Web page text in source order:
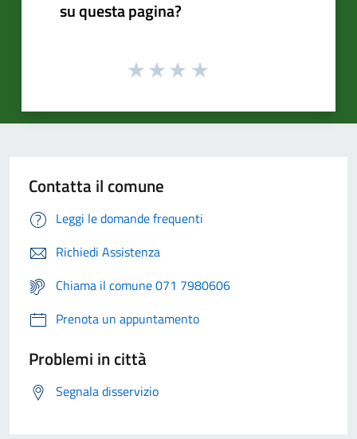
su questa pagina?
Contatta il comune
Leggi le domande frequenti
Richiedi Assistenza
Chiama il comune 071 7980606
Prenota un appuntamento
Problemi in città
Segnala disservizio